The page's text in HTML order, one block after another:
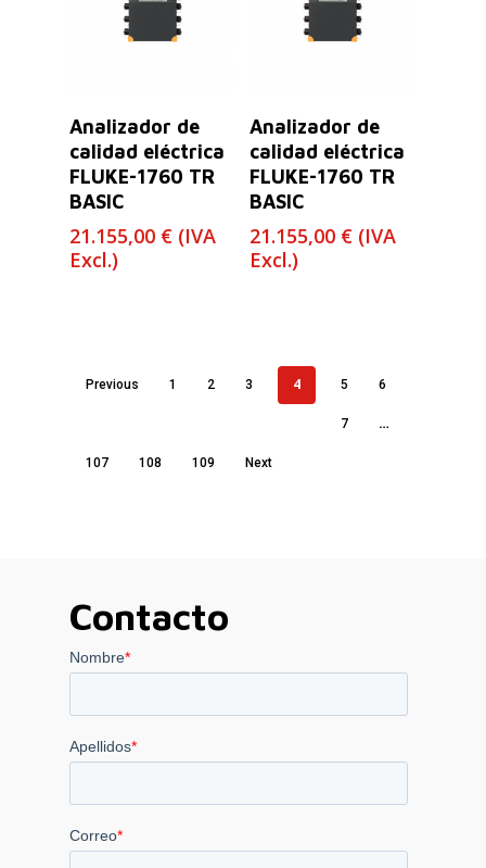
Analizador de
calidad eléctrica
FLUKE-1760 TR
BASIC
21.155,00 € (IVA
Excl.)
Analizador de
calidad eléctrica
FLUKE-1760 TR
BASIC
21.155,00 € (IVA
Excl.)
Previous 1 2 3 4 5 6
7 …
107 108 109 Next
Contacto